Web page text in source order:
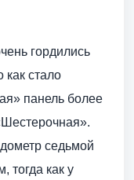
гордились
как стало
панель более
седьмой
тогда как у